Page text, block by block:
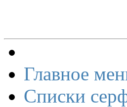
Главное
Списки